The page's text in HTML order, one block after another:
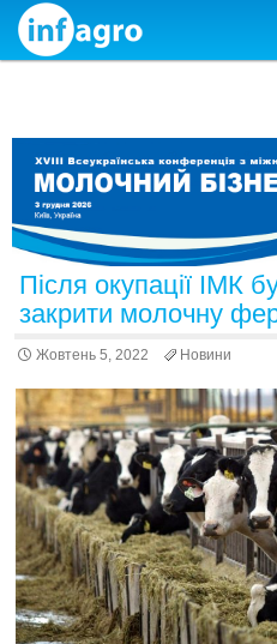
Skip to content
Після окупації ІМК
закрити молочну
Жовтень 5, 2022 Новини